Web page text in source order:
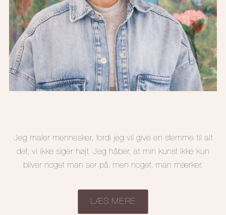
Jeg maler mennesker, fordi jeg vil give en stemme til alt
det, vi ikke siger højt. Jeg håber, at min kunst ikke kun
bliver noget man ser på, men noget, man mærker.
LÆS MERE